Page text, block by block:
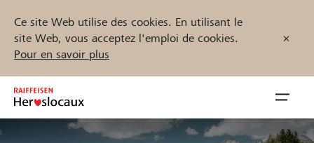
Ce site Web utilise des cookies. En utilisant le
site Web, vous acceptez l'emploi de cookies.
Pour en savoir plus
Inhalt
springen
öffnen